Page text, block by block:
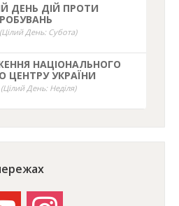
ДЕНЬ ДІЙ ПРОТИ
(Цілий День: Субота)
НАЦІОНАЛЬНОГО
ЦЕНТРУ УКРАЇНИ
(Цілий День: Неділя)
instagram